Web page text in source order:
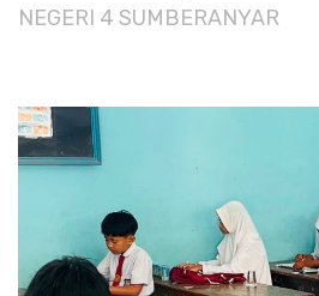
NEGERI 4 SUMBERANYAR